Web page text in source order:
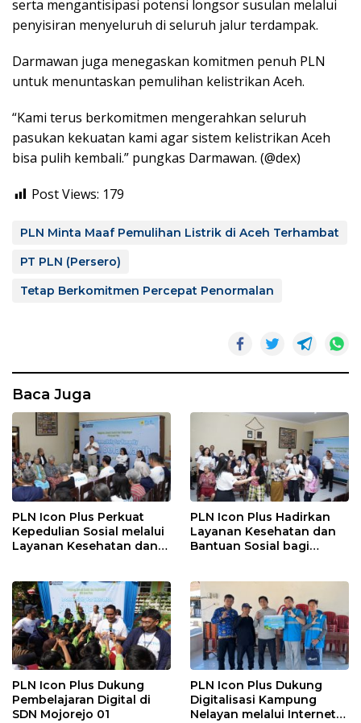
serta mengantisipasi potensi longsor susulan melalui
penyisiran menyeluruh di seluruh jalur terdampak.
Darmawan juga menegaskan komitmen penuh PLN
untuk menuntaskan pemulihan kelistrikan Aceh.
“Kami terus berkomitmen mengerahkan seluruh
pasukan kekuatan kami agar sistem kelistrikan Aceh
bisa pulih kembali.” pungkas Darmawan. (@dex)
Post Views: 179
PLN Minta Maaf Pemulihan Listrik di Aceh Terhambat
PT PLN (Persero)
Tetap Berkomitmen Percepat Penormalan
Baca Juga
PLN Icon Plus Perkuat
Kepedulian Sosial melalui
Layanan Kesehatan dan
PLN Icon Plus Hadirkan
Layanan Kesehatan dan
Bantuan Sosial bagi
PLN Icon Plus Dukung
Pembelajaran Digital di
SDN Mojorejo 01
PLN Icon Plus Dukung
Digitalisasi Kampung
Nelayan melalui Internet